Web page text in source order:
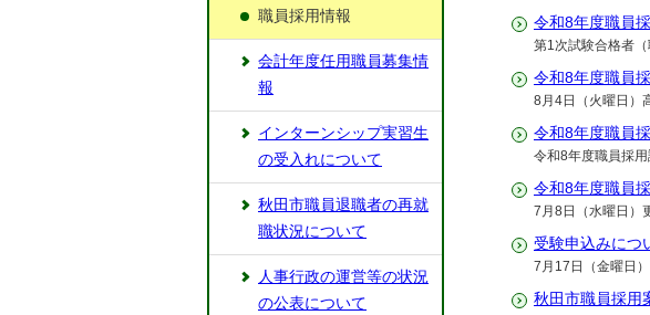
令和8年度職員
第1次試験合格者（
令和8年度職員
8月4日（火曜日）
令和8年度職員
令和8年度職員採用
令和8年度職員
7月8日（水曜日）
受験申込みにつ
7月17日（金曜日）
秋田市職員採用
職員採用情報
会計年度任用職員募集情
報
インターンシップ実習生
の受入れについて
秋田市職員退職者の再就
職状況について
人事行政の運営等の状況
の公表について